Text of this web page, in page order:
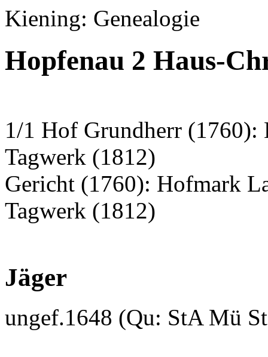
Kiening: Genealogie
Hopfenau 2 Haus-
1/1 Hof Grundherr
Tagwerk (1812)
Gericht (1760): Hofmark
Tagwerk (1812)
Jäger
ungef.1648 (Qu: StA Mü